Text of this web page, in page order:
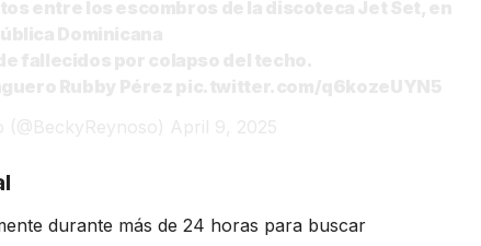
durante más de 24 horas para buscar